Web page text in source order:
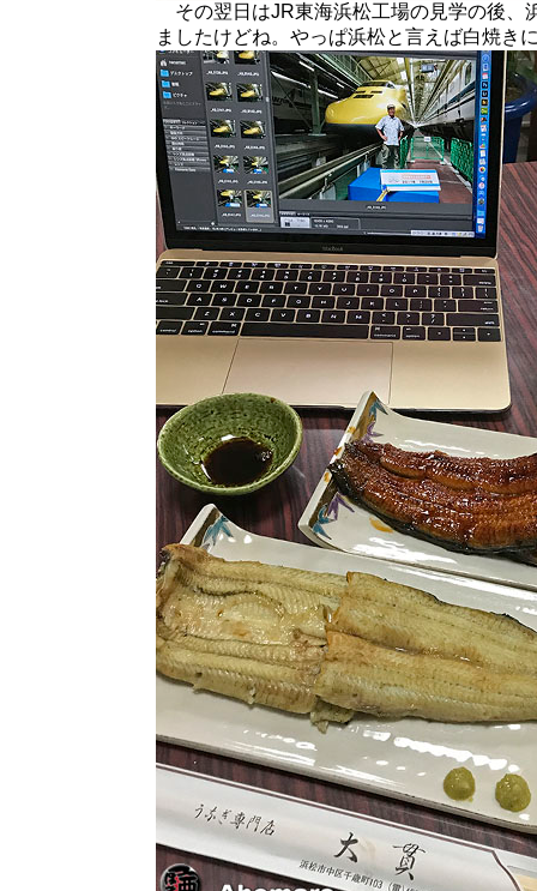
その翌日はJR東海浜松工場の見学の後、
ましたけどね。やっぱ浜松と言えば白焼き